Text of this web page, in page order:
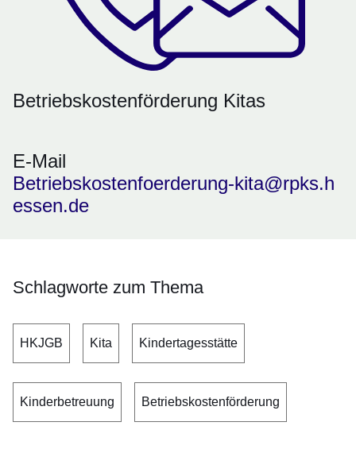
Betriebskostenförderung Kitas
E-Mail
Betriebskostenfoerderung-kita@rpks.h
essen.de
Schlagworte zum Thema
HKJGB Kita Kindertagesstätte
Kinderbetreuung Betriebskostenförderung